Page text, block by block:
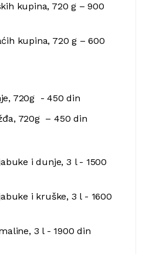
kupina, 720 g – 900
kupina, 720 g – 600
720g - 450 din
720g – 450 din
i dunje, 3 l - 1500
i kruške, 3 l - 1600
3 l - 1900 din